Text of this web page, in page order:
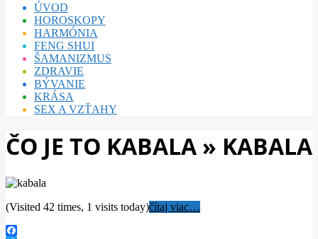
ÚVOD
HOROSKOPY
HARMÓNIA
FENG SHUI
ŠAMANIZMUS
ZDRAVIE
BÝVANIE
KRÁSA
SEX A VZŤAHY
ČO JE TO KABALA » KABALA
(Visited 42 times, 1 visits today)čítaj viac…